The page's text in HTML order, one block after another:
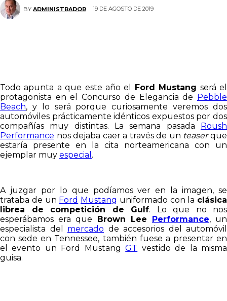
BY ADMINISTRADOR 19 DE AGOSTO DE 2019
Todo apunta a que este año el Ford Mustang será el
protagonista en el Concurso de Elegancia de Pebble
Beach, y lo será porque curiosamente veremos dos
automóviles prácticamente idénticos expuestos por dos
compañías muy distintas. La semana pasada Roush
Performance nos dejaba caer a través de un teaserque
estaría presente en la cita norteamericana con un
ejemplar muy especial .
A juzgar por lo que podíamos ver en la imagen, se
trataba de un Ford Mustang uniformado con la clásica
librea de competición de Gulf. Lo que no nos
esperábamos era que Brown Lee Performance, un
especialista del mercado de accesorios del automóvil
con sede en Tennessee, también fuese a presentar en
el evento un Ford MustangGT vestido de la misma
guisa.